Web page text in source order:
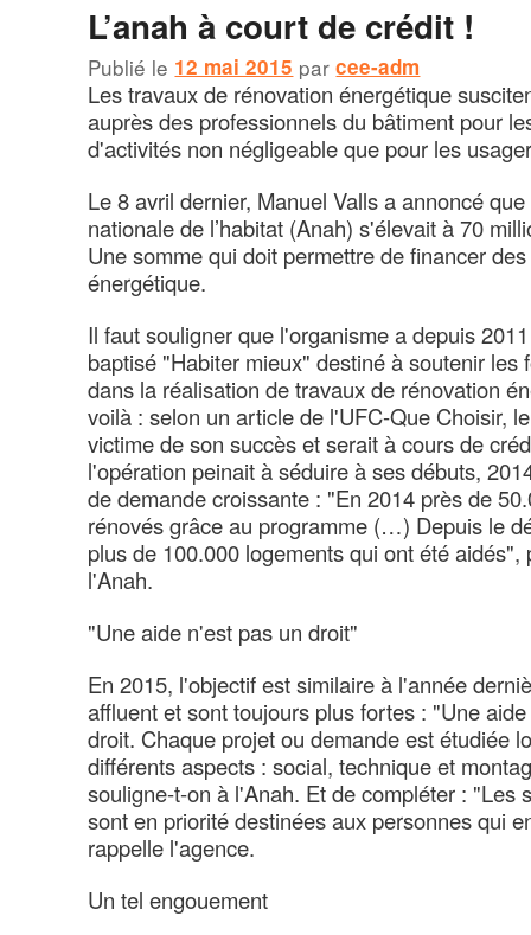
L’anah à court de crédit !
Publié le 12 mai 2015 parcee-adm
Les travaux de rénovation énergétique
auprès des professionnels du bâtiment pour
d'activités non négligeable que pour les
Le 8 avril dernier, Manuel Valls a annoncé
nationale de l’habitat (Anah) s'élevait à 70
Une somme qui doit permettre de financer
énergétique.
Il faut souligner que l'organisme a depuis
baptisé "Habiter mieux" destiné à soutenir les
dans la réalisation de travaux de rénovation
voilà : selon un article de l'UFC-Que Choisir,
victime de son succès et serait à cours de
l'opération peinait à séduire à ses débuts,
de demande croissante : "En 2014 près de
rénovés grâce au programme (…) Depuis le
plus de 100.000 logements qui ont été
l'Anah.
"Une aide n'est pas un droit"
En 2015, l'objectif est similaire à l'année
affluent et sont toujours plus fortes : "Une
droit. Chaque projet ou demande est étudiée
différents aspects : social, technique et
souligne-t-on à l'Anah. Et de compléter : "Les
sont en priorité destinées aux personnes qui
rappelle l'agence.
Un tel engouement